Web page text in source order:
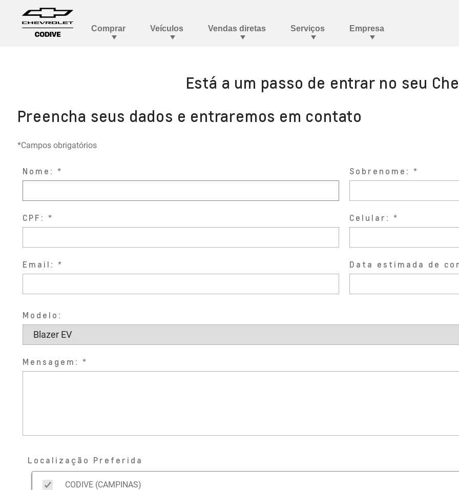
Está a um passo de entrar no seu
Preencha seus dados e entraremos em contato
*Campos obrigatórios
Nome: Sobrenome:
CPF: Celular:
Email: Data estimada de
Modelo:
Mensagem:
Localização Preferida
CODIVE (CAMPINAS)